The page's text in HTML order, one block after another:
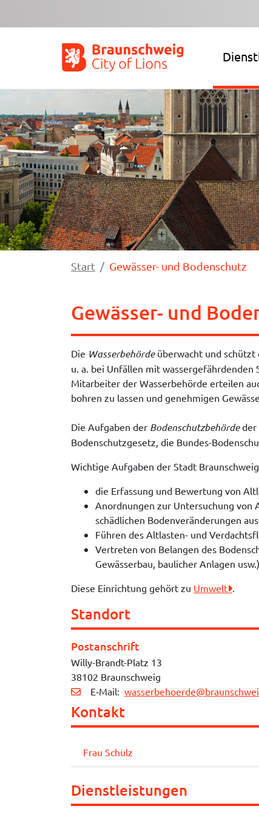
Start Gewässer- und Bodenschutz
Gewässer- und
Die Wasserbehördeüberwacht und schützt
u. a. bei Unfällen mit
Mitarbeiter der Wasserbehörde erteilen
bohren zu lassen und genehmigen
Die Aufgaben der Bodenschutzbehördeder
Bodenschutzgesetz, die Bundes-
Wichtige Aufgaben der Stadt
die Erfassung und Bewertung von
Anordnungen zur Untersuchung von
schädlichen Bodenveränderungen
Führen des Altlasten- und
Vertreten von Belangen des
Gewässerbau, baulicher Anlagen usw.)
Diese Einrichtung gehört zu Umwelt .
Standort
Postanschrift
Willy-Brandt-Platz 13
38102 Braunschweig
E‑Mail:
Kontakt
Frau Schulz
Dienstleistungen